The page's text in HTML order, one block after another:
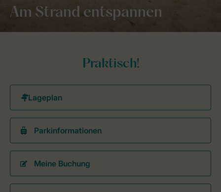
Am Strand entspannen
Praktisch!
Parkinformationen
Meine Buchung